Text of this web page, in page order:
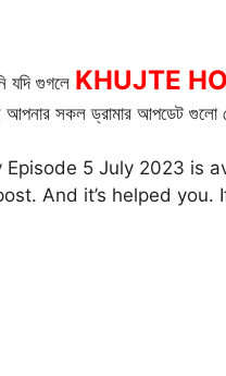
যদি গুগলে KHUJTE
সকল ড্রামার আপডেট গুলো
Episode 5 July 2023 is
And it’s helped